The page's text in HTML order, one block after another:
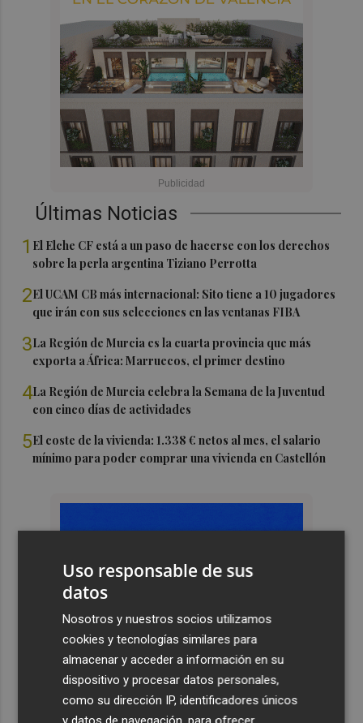
Últimas Noticias
1 El Elche CF está a un paso de hacerse con los derechos
sobre la perla argentina Tiziano Perrotta
2El UCAM CB más internacional: Sito tiene a 10 jugadores
que irán con sus selecciones en las ventanas FIBA
3La Región de Murcia es la cuarta provincia que más
exporta a África: Marruecos, el primer destino
4La Región de Murcia celebra la Semana de la Juventud
con cinco días de actividades
5El coste de la vivienda: 1.338 € netos al mes, el salario
mínimo para poder comprar una vivienda en Castellón
Uso responsable de sus
datos
Nosotros y nuestros socios utilizamos
cookies y tecnologías similares para
almacenar y acceder a información en su
dispositivo y procesar datos personales,
como su dirección IP, identificadores únicos